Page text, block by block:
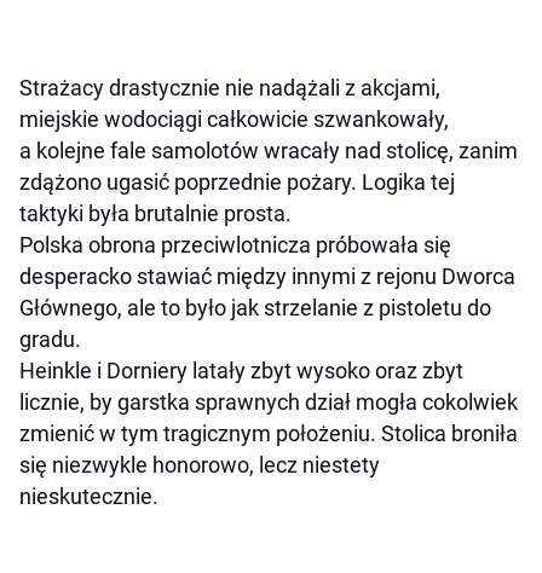
Strażacy drastycznie nie nadążali z akcjami,
miejskie wodociągi całkowicie szwankowały,
a kolejne fale samolotów wracały nad stolicę, zanim
zdążono ugasić poprzednie pożary. Logika tej
taktyki była brutalnie prosta.
Polska obrona przeciwlotnicza próbowała się
desperacko stawiać między innymi z rejonu Dworca
Głównego, ale to było jak strzelanie z pistoletu do
gradu.
Heinkle i Dorniery latały zbyt wysoko oraz zbyt
licznie, by garstka sprawnych dział mogła cokolwiek
zmienić w tym tragicznym położeniu. Stolica broniła
się niezwykle honorowo, lecz niestety
nieskutecznie.